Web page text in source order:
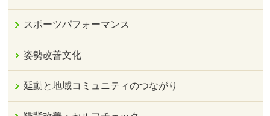
スポーツパフォーマンス
姿勢改善文化
延動と地域コミュニティのつながり